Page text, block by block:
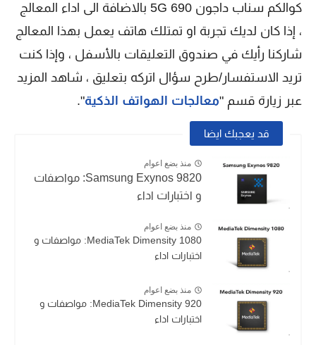
كوالكم سناب داجون 690 5G بالاضافة الى اداء المعالج
، إذا كان لديك تجربة او تمتلك هاتف يعمل بهذا المعالج
شاركنا رأيك في صندوق التعليقات بالأسفل ، وإذا كنت
تريد الاستفسار/طرح سؤال اتركه بتعليق ، شاهد المزيد
عبر زيارة قسم "معالجات الهواتف الذكية".
قد يعجبك ايضا
منذ بضع اعوام
Samsung Exynos 9820: مواصفات
و اختبارات اداء
منذ بضع اعوام
MediaTek Dimensity 1080: مواصفات و
اختبارات اداء
منذ بضع اعوام
MediaTek Dimensity 920: مواصفات و
اختبارات اداء